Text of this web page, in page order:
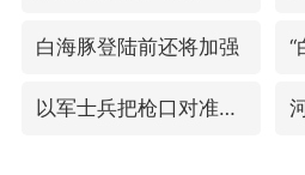
白海豚登陆前还将加强 “
以军士兵把枪口对准中国记者